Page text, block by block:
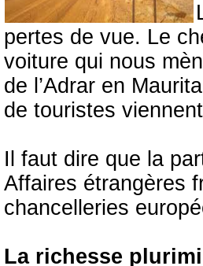
pertes de vue. Le
voiture qui nous
de l’Adrar en
de touristes
Il faut dire que la
Affaires étrangères
chancelleries
La richesse